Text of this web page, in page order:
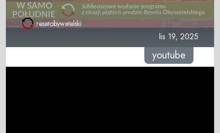
resetobywatelski
lis 19, 2025
youtube